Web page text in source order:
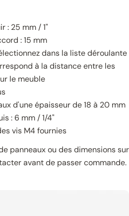
: 25 mm / 1"
: 15 mm
dans la liste déroulante
à la distance entre les
le meuble
d'une épaisseur de 18 à 20 mm
: 6 mm / 1/4"
vis M4 fournies
panneaux ou des dimensions sur
avant de passer commande.